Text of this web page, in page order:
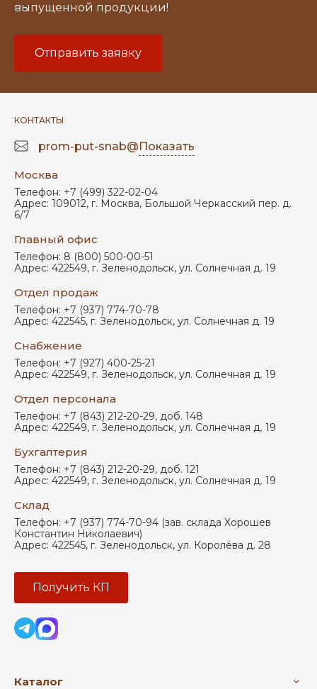
выпущенной продукции!
Отправить заявку
КОНТАКТЫ
prom-put-snab@Показать
Москва
Телефон: +7 (499) 322-02-04
Адрес: 109012, г. Москва, Большой Черкасский пер. д.
6/7
Главный офис
Телефон: 8 (800) 500-00-51
Адрес: 422549, г. Зеленодольск, ул. Солнечная д. 19
Отдел продаж
Телефон: +7 (937) 774-70-78
Адрес: 422545, г. Зеленодольск, ул. Солнечная д. 19
Снабжение
Телефон: +7 (927) 400-25-21
Адрес: 422549, г. Зеленодольск, ул. Солнечная д. 19
Отдел персонала
Телефон: +7 (843) 212-20-29, доб. 148
Адрес: 422549, г. Зеленодольск, ул. Солнечная д. 19
Бухгалтерия
Телефон: +7 (843) 212-20-29, доб. 121
Адрес: 422549, г. Зеленодольск, ул. Солнечная д. 19
Склад
Телефон: +7 (937) 774-70-94 (зав. склада Хорошев
Константин Николаевич)
Адрес: 422545, г. Зеленодольск, ул. Королёва д. 28
Получить КП
Каталог